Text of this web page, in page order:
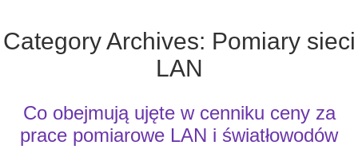
Category Archives: Pomiary sieci
LAN
Co obejmują ujęte w cenniku ceny za
prace pomiarowe LAN i światłowodów